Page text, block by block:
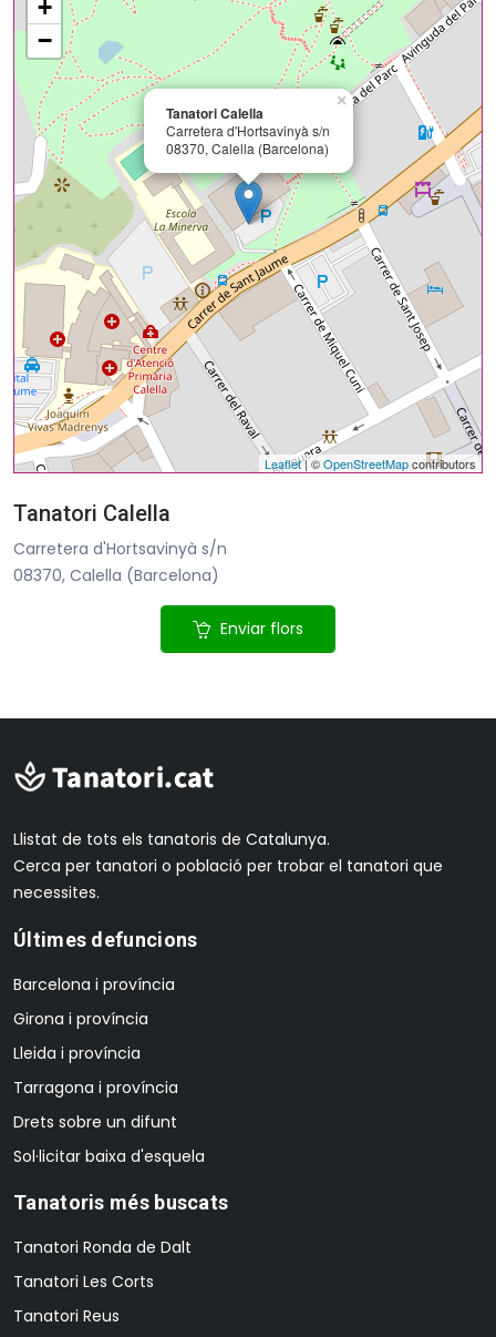
Tanatori Calella
Carretera d'Hortsavinyà s/n
08370, Calella (Barcelona)
×
+
−
Leaflet| ©OpenStreetMapcontributors
Tanatori Calella
Carretera d'Hortsavinyà s/n
08370, Calella (Barcelona)
Enviar flors
Llistat de tots els tanatoris de Catalunya.
Cerca per tanatori o població per trobar el tanatori que
necessites.
Últimes defuncions
Barcelona i província
Girona i província
Lleida i província
Tarragona i província
Drets sobre un difunt
Sol·licitar baixa d'esquela
Tanatoris més buscats
Tanatori Ronda de Dalt
Tanatori Les Corts
Tanatori Reus